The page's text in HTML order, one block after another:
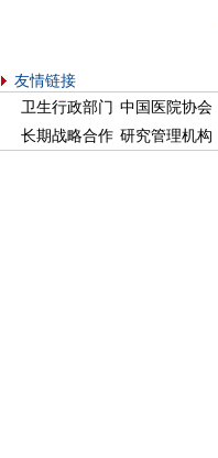
友情链接
卫生行政部门 中国医院协会
长期战略合作 研究管理机构